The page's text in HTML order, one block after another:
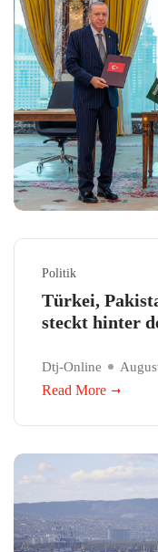
Politik
Türkei,
steckt hinter
Dtj-Online
Read More